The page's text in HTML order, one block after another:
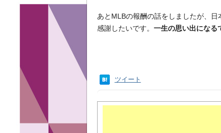
あとMLBの報酬の話をしましたが、
感謝したいです。 一生の思い出になる
ツイート